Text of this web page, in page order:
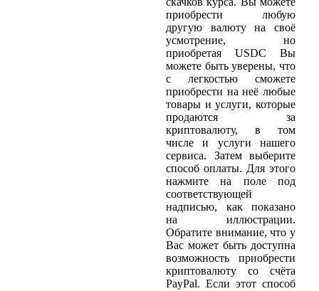
приобрести любую
другую валюту на своё
усмотрение, но
приобретая USDC Вы
можете быть уверены, что
с легкостью сможете
приобрести на неё любые
товары и услуги, которые
продаются за
криптовалюту, в том
числе и услуги нашего
сервиса. Затем выберите
способ оплаты. Для этого
нажмите на поле под
соответствующей
надписью, как показано
на иллюстрации.
Обратите внимание, что у
Вас может быть доступна
возможность приобрести
криптовалюту со счёта
PayPal. Если этот способ